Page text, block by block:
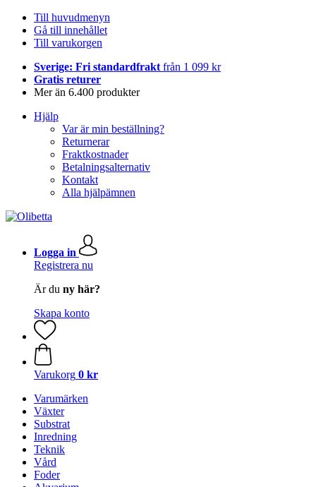
Till huvudmenyn
Gå till innehållet
Till varukorgen
Sverige: Fri standardfrakt från 1 099 kr
Gratis returer
Mer än 6.400 produkter
Hjälp
Var är min beställning?
Returnerar
Fraktkostnader
Betalningsalternativ
Kontakt
Alla hjälpämnen
Logga in
Registrera nu
Är du ny här?
Skapa konto
Varukorg 0 kr
Varumärken
Växter
Substrat
Inredning
Teknik
Vård
Foder